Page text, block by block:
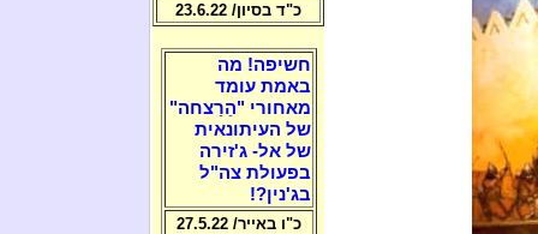
כ"ד בסיון/ 23.6.22
חשיפה! מה
באמת עומד
מאחורי "הֵרַצחה"
של העיתונאית
של אל- ג'זירה
בפעולת צה"ל
בג'נין?!
כ"ו באייר/ 27.5.22